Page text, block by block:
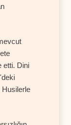
etti. Dini
Husilerle